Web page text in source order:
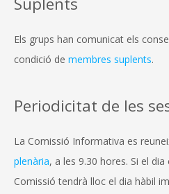
Els grups han comunicat els
condició de membres suplents.
Periodicitat de les
La Comissió Informativa es
plenària, a les 9.30 hores. Si el
Comissió tendrà lloc el dia hàbil